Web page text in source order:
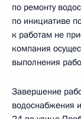
по ремонту
по инициативе
к работам не
компания
выполнения
Завершение
водоснабжения